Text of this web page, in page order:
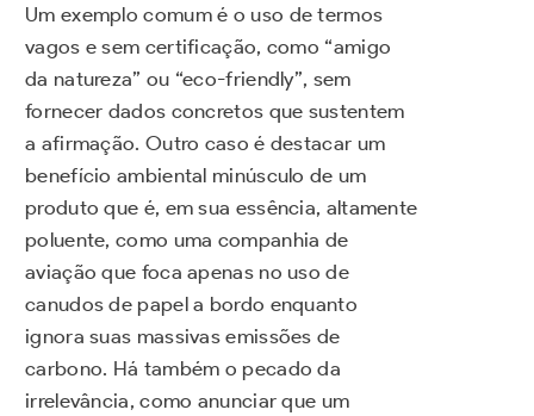
Um exemplo comum é o uso de termos
vagos e sem certificação, como “amigo
da natureza” ou “eco-friendly”, sem
fornecer dados concretos que sustentem
a afirmação. Outro caso é destacar um
benefício ambiental minúsculo de um
produto que é, em sua essência, altamente
poluente, como uma companhia de
aviação que foca apenas no uso de
canudos de papel a bordo enquanto
ignora suas massivas emissões de
carbono. Há também o pecado da
irrelevância, como anunciar que um